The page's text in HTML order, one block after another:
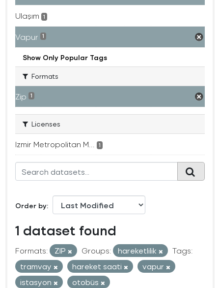
Ulaşım 1
Vapur 1
Show Only Popular Tags
Formats
Zip 1
Licenses
Izmir Metropolitan M... 1
Order by
1 dataset found
Formats: ZIP Groups: hareketlilik
Tags:
tramvay
hareket saati
vapur
istasyon
otobüs